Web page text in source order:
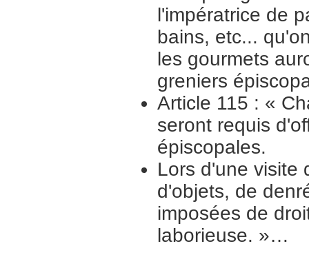
l'impératrice de
bains, etc...
les gourmets
greniers
Article 115 : «
seront requis
épiscopales.
Lors d'une visite
d'objets, de
imposées de
laborieuse. »…